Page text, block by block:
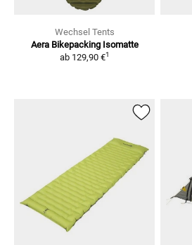
Wechsel Tents
Aera Bikepacking Isomatte
ab 129,90 €1